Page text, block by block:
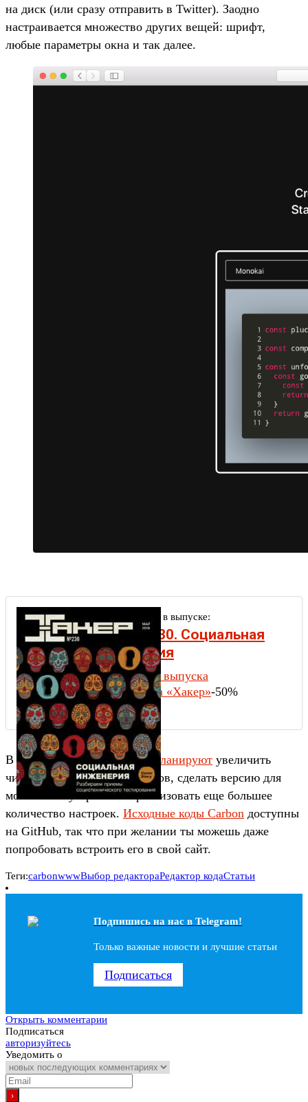
на диск (или сразу отправить в Twitter). Заодно
настраивается множество других вещей: шрифт,
любые параметры окна и так далее.
Другие статьи в выпуске:
Xakep #230. Социальная
инженерия
Содержание выпуска
Подписка на «Хакер»-50%
В будущем авторы проекта планируют увеличить
число поддерживаемых языков, сделать версию для
мобильных устройств и реализовать еще большее
количество настроек. Исходные коды Carbon доступны
на GitHub, так что при желании ты можешь даже
попробовать встроить его в свой сайт.
Теги:carbonwwwВыбор редактораРедактор кодаСтатьи
Подпишись на наc в Telegram!
Только важные новости и лучшие статьи
Подписаться
Открыть комментарии
Подписаться
авторизуйтесь
Уведомить о